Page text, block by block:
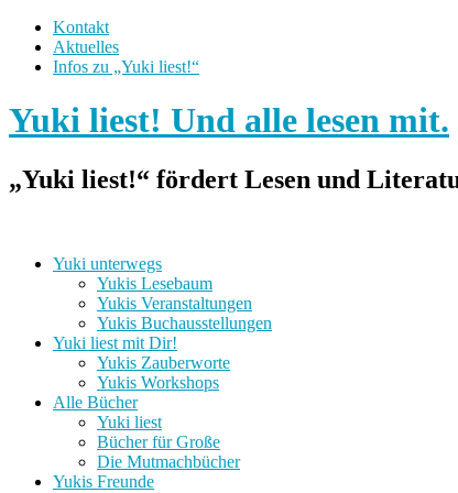
Kontakt
Aktuelles
Infos zu „Yuki liest!“
Yuki liest! Und alle lesen mit.
„Yuki liest!“ fördert Lesen und
Yuki unterwegs
Yukis Lesebaum
Yukis Veranstaltungen
Yukis Buchausstellungen
Yuki liest mit Dir!
Yukis Zauberworte
Yukis Workshops
Alle Bücher
Yuki liest
Bücher für Große
Die Mutmachbücher
Yukis Freunde